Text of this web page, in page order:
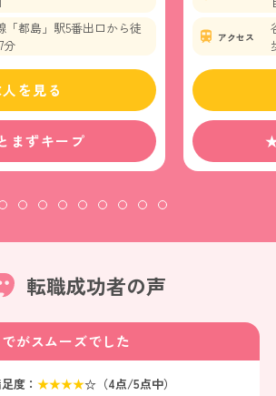
「都島」駅5番出口から徒
分
まずキープ
を見る
アクセス
転職成功者の声
がスムーズでした
度： ★★★★☆（4点/5点中）